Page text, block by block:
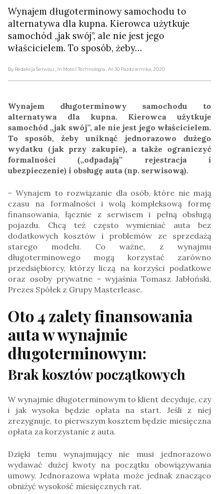
Wynajem długoterminowy samochodu to
alternatywa dla kupna. Kierowca użytkuje
samochód „jak swój”, ale nie jest jego
właścicielem. To sposób, żeby…
By Redakcja Serwisu , In Moto I Technologia , At 30 Października, 2020
Wynajem długoterminowy samochodu to
alternatywa dla kupna. Kierowca użytkuje
samochód „jak swój”, ale nie jest jego właścicielem.
To sposób, żeby uniknąć jednorazowo dużego
wydatku (jak przy zakupie), a także ograniczyć
formalności („odpadają” rejestracja i
ubezpieczenie) i obsługę auta (np. serwisową).
– Wynajem to rozwiązanie dla osób, które nie mają
czasu na formalności i wolą kompleksową formę
finansowania, łącznie z serwisem i pełną obsługą
pojazdu. Chcą też często wymieniać auta bez
dodatkowych kosztów i problemów ze sprzedażą
starego modelu. Co ważne, z wynajmu
długoterminowego mogą korzystać zarówno
przedsiębiorcy, którzy liczą na korzyści podatkowe
oraz osoby prywatne – wyjaśnia Tomasz Jabłoński,
Prezes Spółek z Grupy Masterlease.
Oto 4 zalety finansowania
auta w wynajmie
długoterminowym:
Brak kosztów początkowych
W wynajmie długoterminowym to klient decyduje, czy
i jak wysoka będzie opłata na start. Jeśli z niej
zrezygnuje, to pierwszym kosztem będzie miesięczna
opłata za korzystanie z auta.
Dzięki temu wynajmujący nie musi jednorazowo
wydawać dużej kwoty na początku obowiązywania
umowy. Jednorazowa wpłata może jednak znacząco
obniżyć wysokość miesięcznych rat.